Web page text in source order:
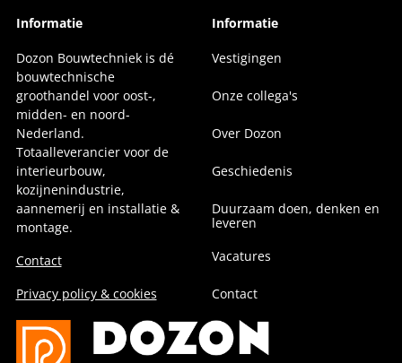
Informatie
Dozon Bouwtechniek is dé
bouwtechnische
groothandel voor oost-,
midden- en noord-
Nederland.
Totaalleverancier voor de
interieurbouw,
kozijnenindustrie,
aannemerij en installatie &
montage.
Contact
Privacy policy & cookies
Informatie
Vestigingen
Onze collega's
Over Dozon
Geschiedenis
Duurzaam doen, denken en
leveren
Vacatures
Contact